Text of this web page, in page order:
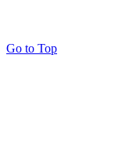
Go to Top